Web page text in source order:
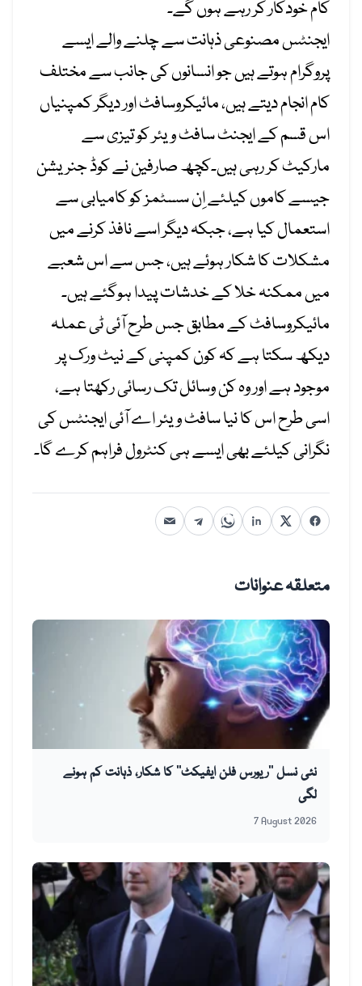
کامخودکارکررہےہوں گے۔
ایجنٹس مصنوعی ذہانت سےچلنےوالے ایسے
پروگرام ہوتے ہیںجو انسانوںکیجانب سے مختلف
کامانجام دیتےہیں،مائیکروسافٹاور دیگرکمپنیاں
اس قسمکےایجنٹسافٹویئرکوتیزی سے
مارکیٹکررہیہیں۔کچھصارفین نےکوڈجنریشن
جیسےکاموںکیلئےاِنسسٹمزکو کامیابیسے
استعمالکیا ہے، جبکہ دیگر اسےنافذکرنےمیں
مشکلاتکاشکارہوئےہیں، جس سے اس شعبے
میں ممکنہ خلاکےخدشاتپیداہوگئےہیں۔
مائیکروسافٹکےمطابق جس طرح آئیٹیعملہ
دیکھ سکتاہے کہ کون کمپنی کےنیٹ ورکپر
موجودہےاور وہکنوسائل تک رسائی رکھتاہے،
اسی طرح اسکانیاسافٹویئراے آئی ایجنٹسکی
نگرانیکیلئےبھیایسےہیکنٹرولفراہمکرےگا۔
متعلقہ عنوانات
نئی نسل ’’ریورس فلن ایفیکٹ‘‘ کا شکار، ذہانت کم ہونے
لگی
7 August 2026